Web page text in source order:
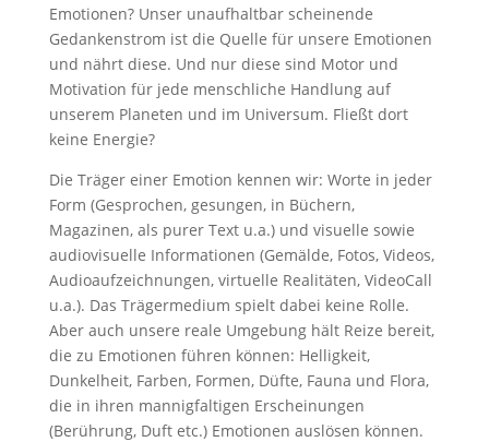
Emotionen? Unser unaufhaltbar scheinende
Gedankenstrom ist die Quelle für unsere Emotionen
und nährt diese. Und nur diese sind Motor und
Motivation für jede menschliche Handlung auf
unserem Planeten und im Universum. Fließt dort
keine Energie?
Die Träger einer Emotion kennen wir: Worte in jeder
Form (Gesprochen, gesungen, in Büchern,
Magazinen, als purer Text u.a.) und visuelle sowie
audiovisuelle Informationen (Gemälde, Fotos, Videos,
Audioaufzeichnungen, virtuelle Realitäten, VideoCall
u.a.). Das Trägermedium spielt dabei keine Rolle.
Aber auch unsere reale Umgebung hält Reize bereit,
die zu Emotionen führen können: Helligkeit,
Dunkelheit, Farben, Formen, Düfte, Fauna und Flora,
die in ihren mannigfaltigen Erscheinungen
(Berührung, Duft etc.) Emotionen auslösen können.